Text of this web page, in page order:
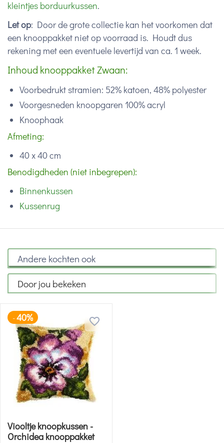
kleintjes borduurkussen.
Let op: Door de grote collectie kan het voorkomen dat
een knooppakket niet op voorraad is. Houdt dus
rekening met een eventuele levertijd van ca. 1 week.
Inhoud knooppakket Zwaan:
Voorbedrukt stramien: 52% katoen, 48% polyester
Voorgesneden knoopgaren 100% acryl
Knoophaak
Afmeting:
40 x 40 cm
Benodigdheden (niet inbegrepen):
Binnenkussen
Kussenrug
Andere kochten ook
Door jou bekeken
-40%
Viooltje knoopkussen -
Orchidea knooppakket